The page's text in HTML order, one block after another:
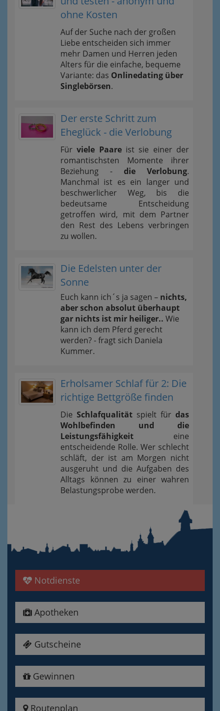
ohne Kosten
Auf der Suche nach der großen
Liebe entscheiden sich immer
mehr Damen und Herren jeden
Alters für die einfache, bequeme
Variante: das Onlinedating über
Singlebörsen.
Der erste Schritt zum
Eheglück - die Verlobung
Fürviele Paareist sie einer der
romantischsten Momente ihrer
Beziehung - die Verlobung.
Manchmal ist es ein langer und
beschwerlicher Weg, bis die
bedeutsame Entscheidung
getroffen wird, mit dem Partner
den Rest des Lebens verbringen
zu wollen.
Die Edelsten unter der
Sonne
Euch kann ich´s ja sagen – nichts,
aber schon absolut überhaupt
gar nichts ist mir heiliger.. Wie
kann ich dem Pferd gerecht
werden? - fragt sich Daniela
Kummer.
Erholsamer Schlaf für 2: Die
richtige Bettgröße finden
Die Schlafqualität spielt für das
Wohlbefinden und die
Leistungsfähigkeit eine
entscheidende Rolle. Wer schlecht
schläft, der ist am Morgen nicht
ausgeruht und die Aufgaben des
Alltags können zu einer wahren
Belastungsprobe werden.
Notdienste
Apotheken
Gutscheine
Gewinnen
Routenplan